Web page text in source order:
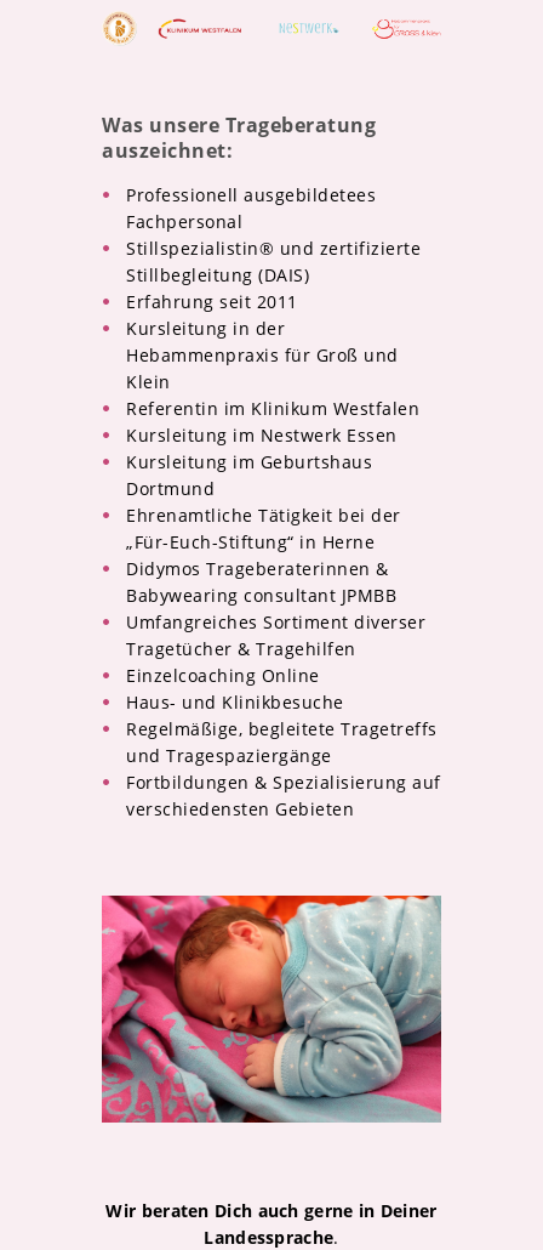
Was unsere Trageberatung
auszeichnet:
Professionell ausgebildetees
Fachpersonal
Stillspezialistin® und zertifizierte
Stillbegleitung (DAIS)
Erfahrung seit 2011
Kursleitung in der
Hebammenpraxis für Groß und
Klein
Referentin im Klinikum Westfalen
Kursleitung im Nestwerk Essen
Kursleitung im Geburtshaus
Dortmund
Ehrenamtliche Tätigkeit bei der
„Für-Euch-Stiftung“ in Herne
Didymos Trageberaterinnen &
Babywearing consultant JPMBB
Umfangreiches Sortiment diverser
Tragetücher & Tragehilfen
Einzelcoaching Online
Haus- und Klinikbesuche
Regelmäßige, begleitete Tragetreffs
und Tragespaziergänge
Fortbildungen & Spezialisierung auf
verschiedensten Gebieten
Wir beraten Dich auch gerne in Deiner
Landessprache.